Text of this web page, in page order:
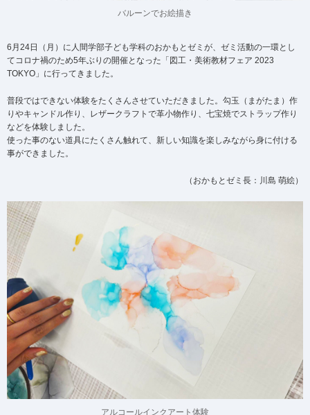
バルーンでお絵描き
6月24日（月）に人間学部子ども学科のおかもとゼミが、ゼミ活動の一環とし
てコロナ禍のため5年ぶりの開催となった「図工・美術教材フェア 2023
TOKYO」に行ってきました。
普段ではできない体験をたくさんさせていただきました。勾玉（まがたま）作
りやキャンドル作り、レザークラフトで革小物作り、七宝焼でストラップ作り
などを体験しました。
使った事のない道具にたくさん触れて、新しい知識を楽しみながら身に付ける
事ができました。
（おかもとゼミ長：川島 萌絵）
アルコールインクアート体験